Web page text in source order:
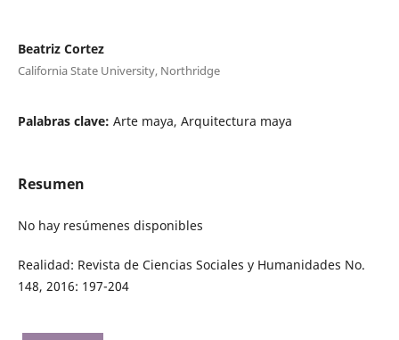
Beatriz Cortez
California State University, Northridge
Palabras clave: Arte maya, Arquitectura maya
Resumen
No hay resúmenes disponibles
Realidad: Revista de Ciencias Sociales y Humanidades No.
148, 2016: 197-204